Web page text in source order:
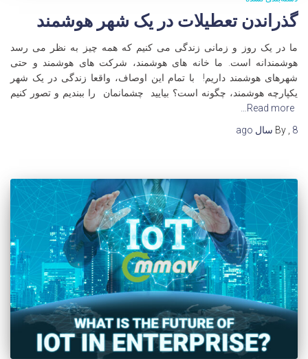
گذراندن تعطیلات در یک شهر هوشمند
ما در یک روز و زمانی زندگی می کنیم که همه چیز به نظر می رسد
هوشمندانه است. ما خانه های هوشمند، شرکت های هوشمند و حتی
شهرهای هوشمند داریم! با تمام این اوصاف، واقعا زندگی در یک شهر
یکپارچه هوشمند، چگونه است؟ بیایید چشمانمان را ببندیم و تصور کنیم
Read more…
By , 8 سال